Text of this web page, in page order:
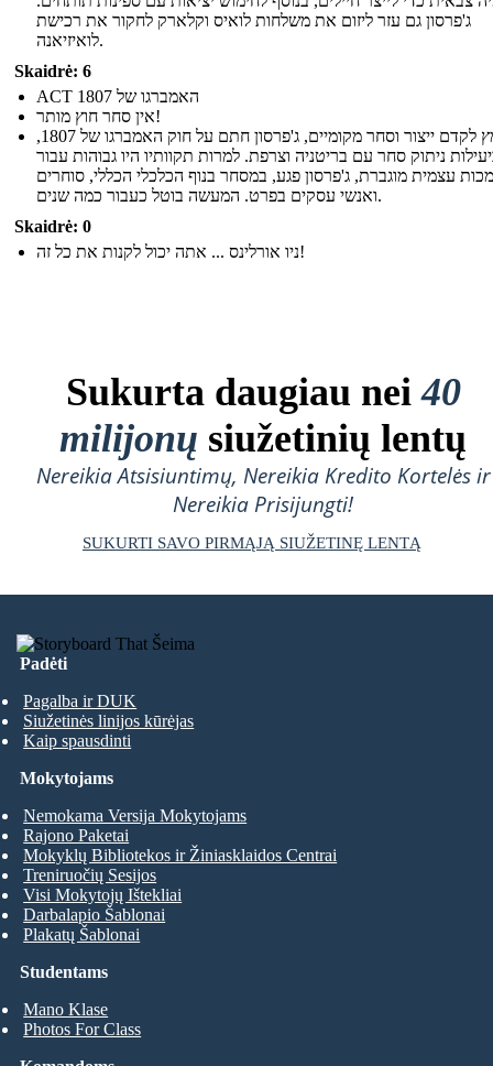
ג'פרסון גם עזר ליזום את משלחות לואיס וקלארק לחקור את רכישת
לואיזיאנה.
Skaidrė: 6
ACT האמברגו של 1807
אין סחר חוץ מותר!
במאמץ לקדם ייצור וסחר מקומיים, ג'פרסון חתם על חוק האמברגו של 1807,
ניתוק סחר עם בריטניה וצרפת. למרות תקוותיו היו גבוהות עבור
עצמית מוגברת, ג'פרסון פגע, במסחר בנוף הכלכלי הכללי, סוחרים
ואנשי עסקים בפרט. המעשה בוטל כעבור כמה שנים.
Skaidrė: 0
ניו אורלינס ... אתה יכול לקנות את כל זה!
Sukurta daugiau nei40
milijonų siužetinių lentų
Nereikia Atsisiuntimų, Nereikia Kredito Kortelės ir
Nereikia Prisijungti!
SUKURTI SAVO PIRMĄJĄ SIUŽETINĘ LENTĄ
Padėti
Pagalba ir DUK
Siužetinės linijos kūrėjas
Kaip spausdinti
Studentams
Mano Klase
Photos For Class
Mokytojams
Nemokama Versija Mokytojams
Rajono Paketai
Mokyklų Bibliotekos ir Žiniasklaidos Centrai
Treniruočių Sesijos
Visi Mokytojų Ištekliai
Darbalapio Šablonai
Plakatų Šablonai